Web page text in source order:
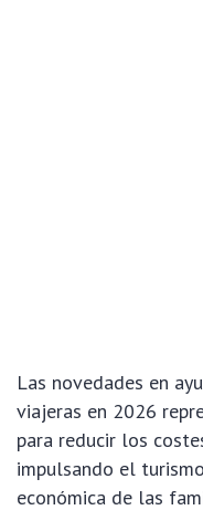
Las novedades en
viajeras en 2026
para reducir los
impulsando el
económica de las